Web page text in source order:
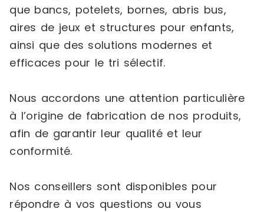
que bancs, potelets, bornes, abris bus,
aires de jeux et structures pour enfants,
ainsi que des solutions modernes et
efficaces pour le tri sélectif.
Nous accordons une attention particulière
à l’origine de fabrication de nos produits,
afin de garantir leur qualité et leur
conformité.
Nos conseillers sont disponibles pour
répondre à vos questions ou vous